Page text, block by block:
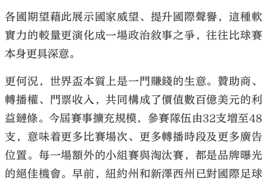
各國期望藉此展示國家威望、提升國際聲譽，這種軟
實力的較量更演化成一場政治敘事之爭，往往比球賽
本身更具深意。
更何況，世界盃本質上是一門賺錢的生意。贊助商、
轉播權、門票收入，共同構成了價值數百億美元的利
益鏈條。今屆賽事擴充規模，參賽隊伍由32支增至48
支，意味着更多比賽場次、更多轉播時段及更多廣告
位置。每一場額外的小組賽與淘汰賽，都是品牌曝光
的絕佳機會。早前，紐約州和新澤西州已對國際足球